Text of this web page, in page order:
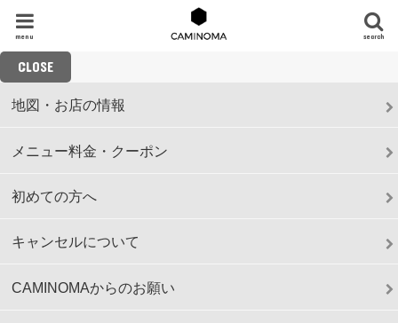
search
menu
CLOSE
地図・お店の情報
メニュー料金・クーポン
初めての方へ
キャンセルについて
CAMINOMAからのお願い